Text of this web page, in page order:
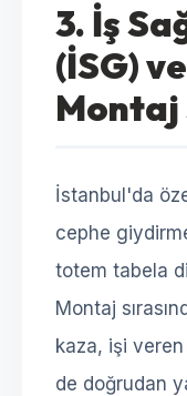
3. İş
(İSG)
Montaj
İstanbul'da
cephe
totem tabela
Montaj
kaza, işi
de doğrudan